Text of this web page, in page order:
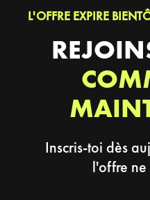
L'OFFRE EXPIRE
Inscris-toi dès
l'offre ne